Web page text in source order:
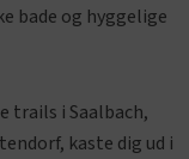
bade og hyggelige
trails i Saalbach,
kaste dig ud i